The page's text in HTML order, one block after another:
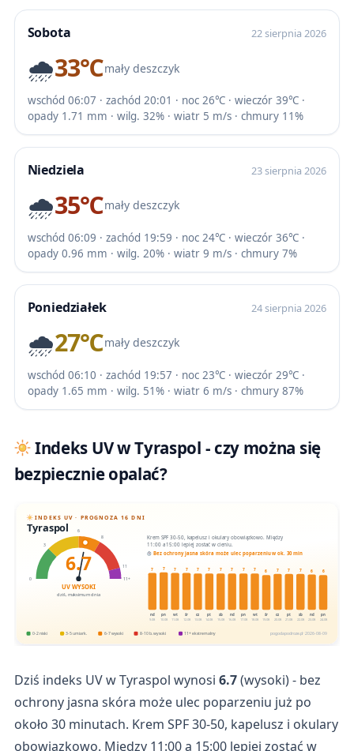
Sobota 22 sierpnia 2026
🌧️33℃mały deszczyk
wschód 06:07 · zachód 20:01 · noc 26℃ · wieczór 39℃ ·
opady 1.71 mm · wilg. 32% · wiatr 5 m/s · chmury 11%
Niedziela 23 sierpnia 2026
🌧️35℃mały deszczyk
wschód 06:09 · zachód 19:59 · noc 24℃ · wieczór 36℃ ·
opady 0.96 mm · wilg. 20% · wiatr 9 m/s · chmury 7%
Poniedziałek 24 sierpnia 2026
🌧️27℃mały deszczyk
wschód 06:10 · zachód 19:57 · noc 23℃ · wieczór 29℃ ·
opady 1.65 mm · wilg. 51% · wiatr 6 m/s · chmury 87%
Indeks UV w Tyraspol - czy można się
bezpiecznie opalać?
INDEKS UV · PROGNOZA 16 DNI
Tyraspol
0
3
6
8
11
11+
6.7
UV WYSOKI
dziś, maksimum dnia
Krem SPF 30-50, kapelusz i okulary obowiązkowo. Między
11:00 a 15:00 lepiej zostać w cieniu.
Bez ochrony jasna skóra może ulec poparzeniu w ok. 30 min
7
nd
9.08
7
pn
10.08
7
wt
11.08
7
śr
12.08
7
cz
13.08
7
pt
14.08
7
sb
15.08
7
nd
16.08
7
pn
17.08
7
wt
18.08
6
śr
19.08
7
cz
20.08
7
pt
21.08
7
sb
22.08
6
nd
23.08
6
pn
24.08
0-2 niski 3-5 umiark. 6-7 wysoki 8-10 b. wysoki 11+ ekstremalny pogodapodroze.pl · 2026-08-09
Dziś indeks UV w Tyraspol wynosi 6.7(wysoki) - bez
ochrony jasna skóra może ulec poparzeniu już po
około 30 minutach. Krem SPF 30-50, kapelusz i okulary
obowiązkowo. Między 11:00 a 15:00 lepiej zostać w